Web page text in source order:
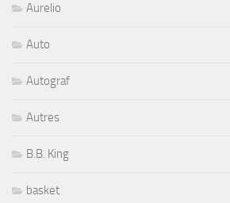
Aurelio
Auto
Autograf
Autres
B.B. King
basket